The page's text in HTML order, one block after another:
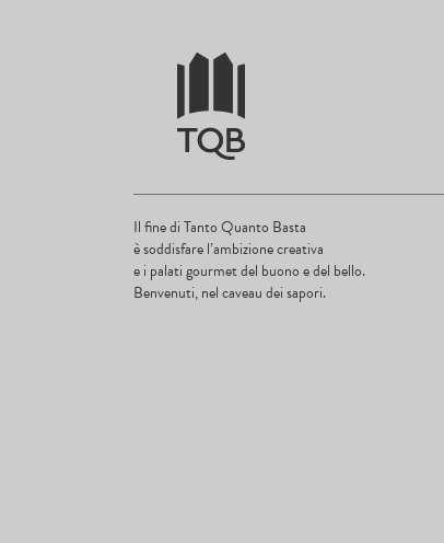
Il fine di Tanto Quanto Basta
è soddisfare l’ambizione creativa
e i palati gourmet del buono e del bello.
Benvenuti, nel caveau dei sapori.